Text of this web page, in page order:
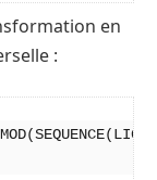
en
: